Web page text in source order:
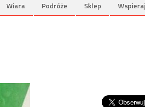
Wiara Podróże Sklep